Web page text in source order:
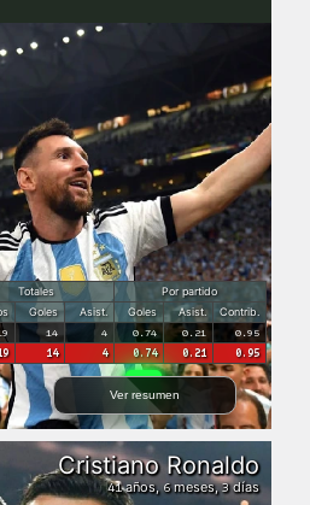
Totales
Por partido
Goles Asist. Goles Asist.
Contrib.
14 4 0.74 0.21 0.95
14 4 0.74 0.21 0.95
Ver resumen
Cristiano Ronaldo
41años,6meses,3días